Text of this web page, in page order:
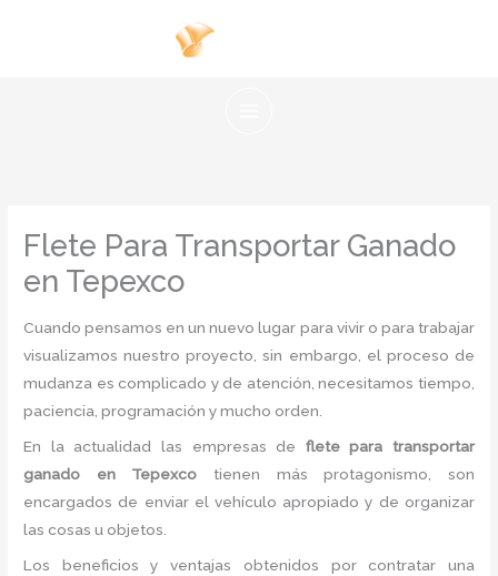
Flete Para Transportar Ganado
en Tepexco
Cuando pensamos en un nuevo lugar para vivir o para trabajar
visualizamos nuestro proyecto, sin embargo, el proceso de
mudanza es complicado y de atención, necesitamos tiempo,
paciencia, programación y mucho orden.
En la actualidad las empresas de flete para
transportar
ganado en Tepexco tienen más protagonismo, son
encargados de enviar el vehículo apropiado y de organizar
las cosas u objetos.
Los beneficios y ventajas obtenidos por contratar una